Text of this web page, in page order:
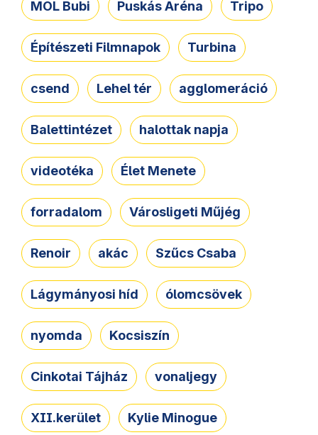
MOL Bubi Puskás Aréna Tripo
Építészeti Filmnapok Turbina
csend Lehel tér agglomeráció
Balettintézet halottak napja
videotéka Élet Menete
forradalom Városligeti Műjég
Renoir akác Szűcs Csaba
Lágymányosi híd ólomcsövek
nyomda Kocsiszín
Cinkotai Tájház vonaljegy
XII.kerület Kylie Minogue